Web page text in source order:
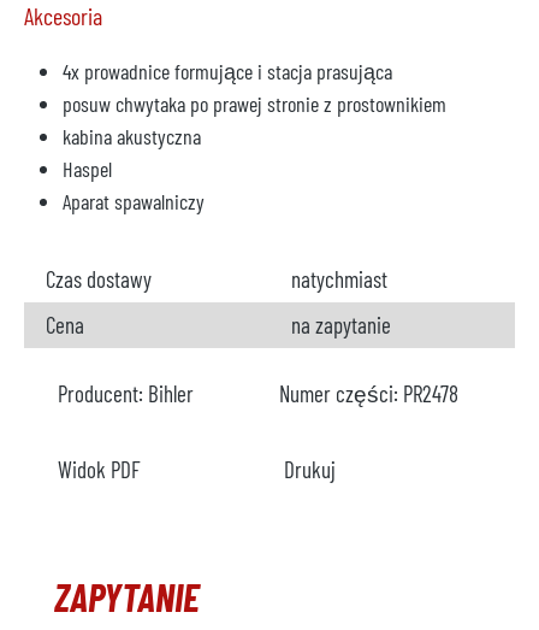
Akcesoria
4x prowadnice formujące i stacja prasująca
posuw chwytaka po prawej stronie z prostownikiem
kabina akustyczna
Haspel
Aparat spawalniczy
Czas dostawy
natychmiast
Cena
na zapytanie
Producent: Bihler Numer części: PR2478
Widok PDF Drukuj
ZAPYTANIE